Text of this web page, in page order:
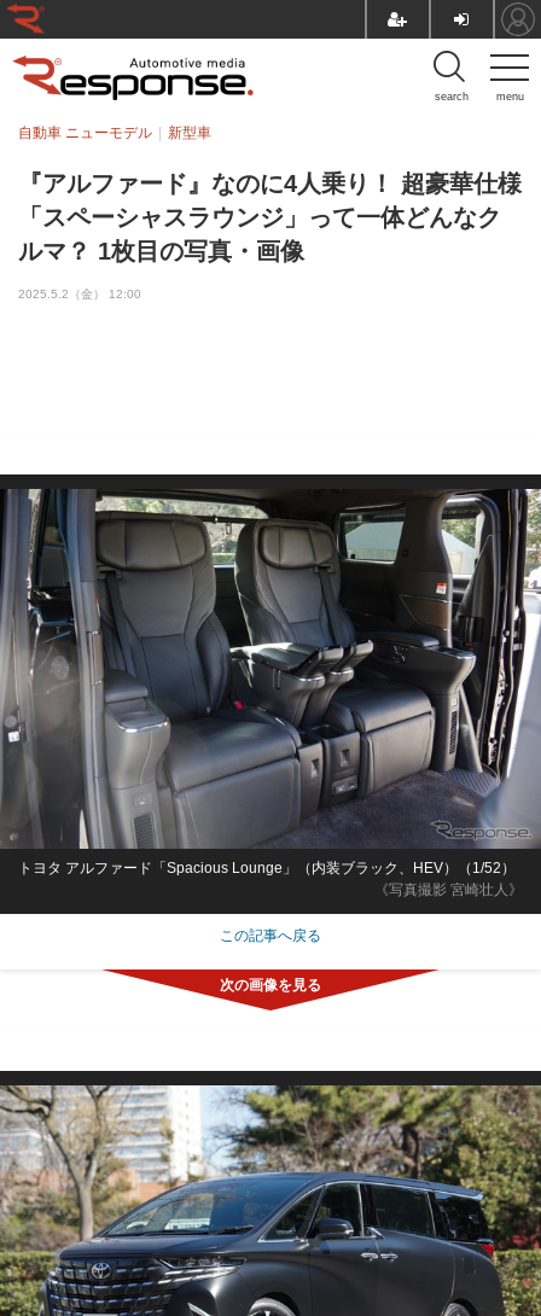
menu
search
『アルファード』なのに4人乗り！ 超豪華仕様
「スペーシャスラウンジ」って一体どんなク
ルマ？ 1枚目の写真・画像
自動車 ニューモデル 新型車
2025.5.2（金） 12:00
《写真撮影 宮崎壮人》
トヨタ アルファード「Spacious Lounge」（内装ブラック、HEV）（1/52）
この記事へ戻る